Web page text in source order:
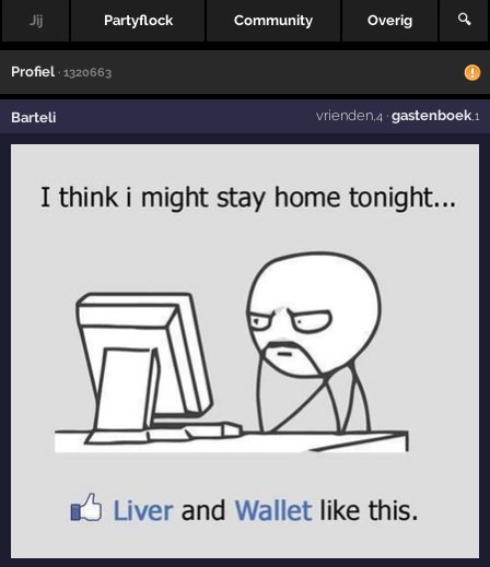
Jij Partyflock Community Overig 🔍
Profiel · 1320663
Barteli vrienden,4· gastenboek,1